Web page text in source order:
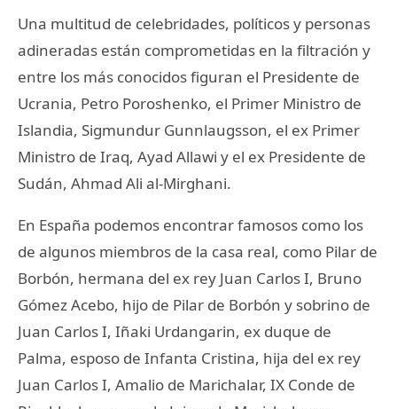
Una multitud de celebridades, políticos y personas
adineradas están comprometidas en la filtración y
entre los más conocidos figuran el Presidente de
Ucrania, Petro Poroshenko, el Primer Ministro de
Islandia, Sigmundur Gunnlaugsson, el ex Primer
Ministro de Iraq, Ayad Allawi y el ex Presidente de
Sudán, Ahmad Ali al-Mirghani.
En España podemos encontrar famosos como los
de algunos miembros de la casa real, como Pilar de
Borbón, hermana del ex rey Juan Carlos I, Bruno
Gómez Acebo, hijo de Pilar de Borbón y sobrino de
Juan Carlos I, Iñaki Urdangarin, ex duque de
Palma, esposo de Infanta Cristina, hija del ex rey
Juan Carlos I, Amalio de Marichalar, IX Conde de